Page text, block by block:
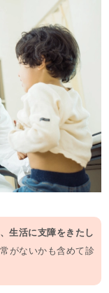
生活に支障をきたし
がないかも含めて診